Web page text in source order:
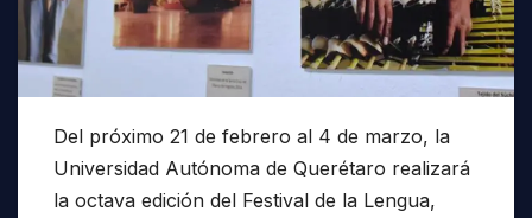
Del próximo 21 de febrero al 4 de marzo, la
Universidad Autónoma de Querétaro realizará
la octava edición del Festival de la Lengua,